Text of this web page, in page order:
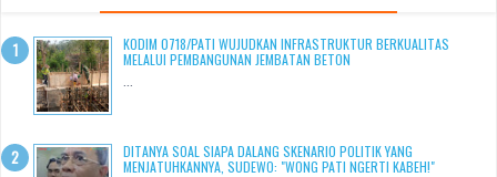
KODIM 0718/PATI WUJUDKAN INFRASTRUKTUR BERKUALITAS
MELALUI PEMBANGUNAN JEMBATAN BETON
DITANYA SOAL SIAPA DALANG SKENARIO POLITIK YANG
MENJATUHKANNYA, SUDEWO: "WONG PATI NGERTI KABEH!"